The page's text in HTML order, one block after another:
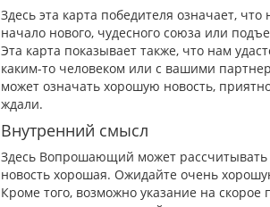
Здесь эта карта победителя означает,
начало нового, чудесного союза или
Эта карта показывает также, что нам
каким-то человеком или с вашими
может означать хорошую новость,
ждали.
Внутренний смысл
Здесь Вопрошающий может рассчитывать
новость хорошая. Ожидайте очень
Кроме того, возможно указание на